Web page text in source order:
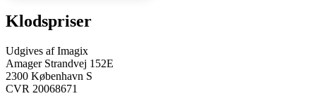
Klodspriser
Udgives af Imagix
Amager Strandvej 152E
2300 København S
CVR 20068671